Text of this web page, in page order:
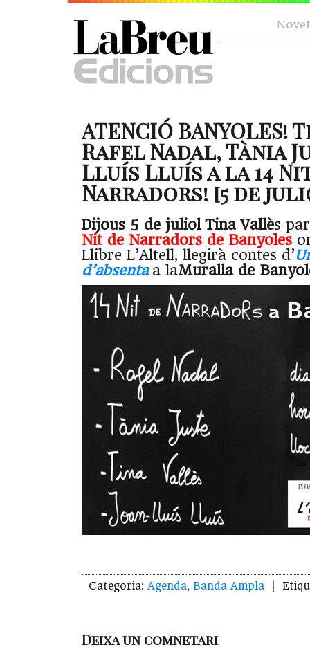
ATENCIÓ
Rafel Nadal, Tània
Lluís Lluís a la 14
Narradors! [5 de
Dijous 5 de juliol Tina Vallès
Nit de Narradors de Banyoles
Llibre L’Altell, llegirà contes d’
d’absentaa laMuralla de
Categoria: Agenda, Banda Ampla |
Deixa un comnetari